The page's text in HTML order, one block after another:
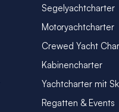
Segelyachtcharter
Motoryachtcharter
Crewed Yacht
Kabinencharter
Yachtcharter mit
Regatten & Events